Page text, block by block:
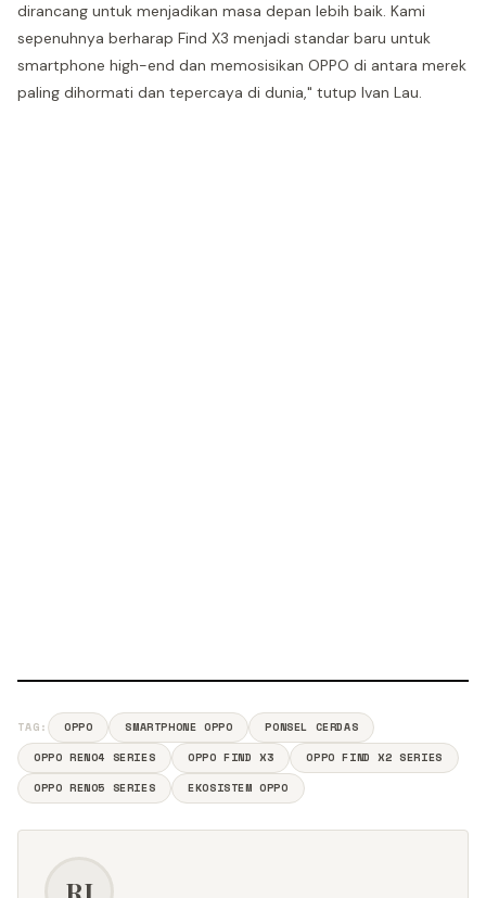
dirancang untuk menjadikan masa depan lebih baik. Kami
sepenuhnya berharap Find X3 menjadi standar baru untuk
smartphone high-end dan memosisikan OPPO di antara merek
paling dihormati dan tepercaya di dunia," tutup Ivan Lau.
TAG: OPPO SMARTPHONE OPPO
PONSEL CERDAS
OPPO RENO4 SERIES
OPPO FIND X3
OPPO FIND X2 SERIES
OPPO RENO5 SERIES
EKOSISTEM OPPO